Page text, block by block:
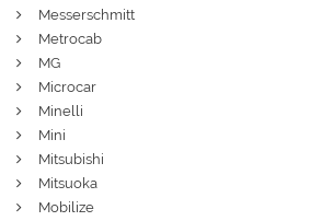
Messerschmitt
Metrocab
MG
Microcar
Minelli
Mini
Mitsubishi
Mitsuoka
Mobilize